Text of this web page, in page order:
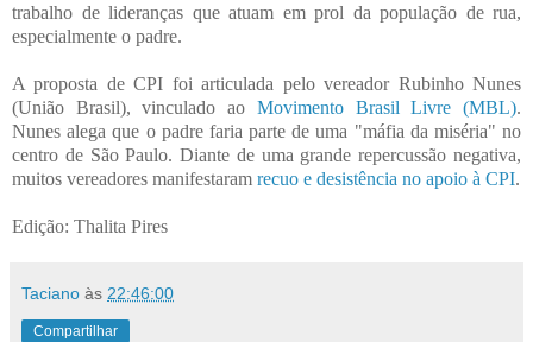
trabalho de lideranças que atuam em prol da população de rua,
especialmente o padre.
A proposta de CPI foi articulada pelo vereador Rubinho Nunes
(União Brasil), vinculado ao Movimento Brasil Livre (MBL).
Nunes alega que o padre faria parte de uma "máfia da miséria" no
centro de São Paulo. Diante de uma grande repercussão negativa,
muitos vereadores manifestaram recuo e desistência no apoio à CPI.
Edição: Thalita Pires
Taciano às 22:46:00
Compartilhar